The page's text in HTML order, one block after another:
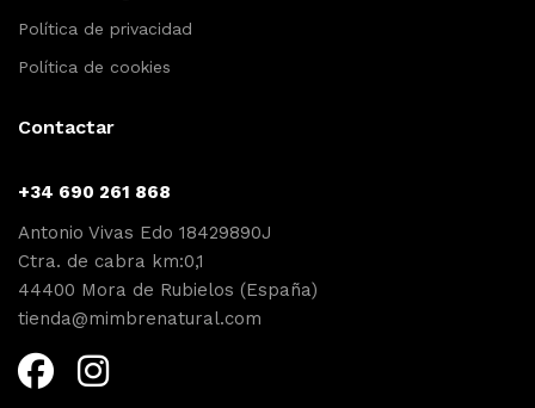
Política de privacidad
Política de cookies
Contactar
+34 690 261 868
Antonio Vivas Edo 18429890J
Ctra. de cabra km:0,1
44400 Mora de Rubielos (España)
tienda@mimbrenatural.com